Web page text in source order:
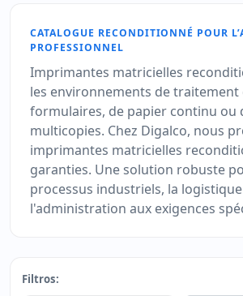
CATALOGUE RECONDITIONNÉ POUR
PROFESSIONNEL
Imprimantes matricielles
les environnements de traitement
formulaires, de papier continu ou
multicopies. Chez Digalco, nous
imprimantes matricielles
garanties. Une solution robuste
processus industriels, la
l'administration aux exigences
Filtros: